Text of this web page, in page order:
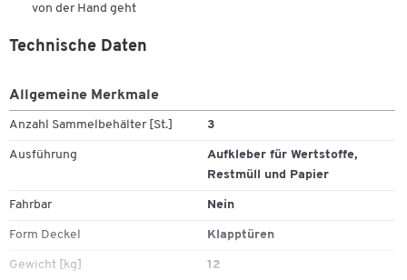
von der Hand geht
Technische Daten
Allgemeine Merkmale
Anzahl Sammelbehälter [St.] 3
Ausführung
Aufkleber für Wertstoffe,
Restmüll und Papier
Fahrbar Nein
Form Deckel Klapptüren
Gewicht [kg] 12
Zum Zoomen doppeltippen